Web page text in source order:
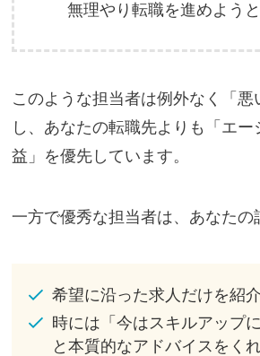
無理やり転職を進めよう
このような担当者は例外なく「悪
し、あなたの転職先よりも「エー
益」を優先しています。
一方で優秀な担当者は、あなたの
希望に沿った求人だけを紹
時には「今はスキルアップ
と本質的なアドバイスをく